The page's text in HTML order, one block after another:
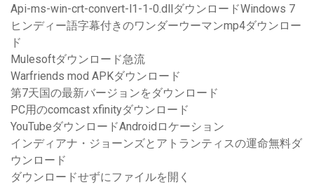
Api-ms-win-crt-convert-l1-1-0.dllダウンロードWindows 7
ヒンディー語字幕付きのワンダーウーマンmp4ダウンロー
ド
Mulesoftダウンロード急流
Warfriends mod APKダウンロード
第7天国の最新バージョンをダウンロード
PC用のcomcast xfinityダウンロード
YouTubeダウンロードAndroidロケーション
インディアナ・ジョーンズとアトランティスの運命無料ダ
ウンロード
ダウンロードせずにファイルを開く